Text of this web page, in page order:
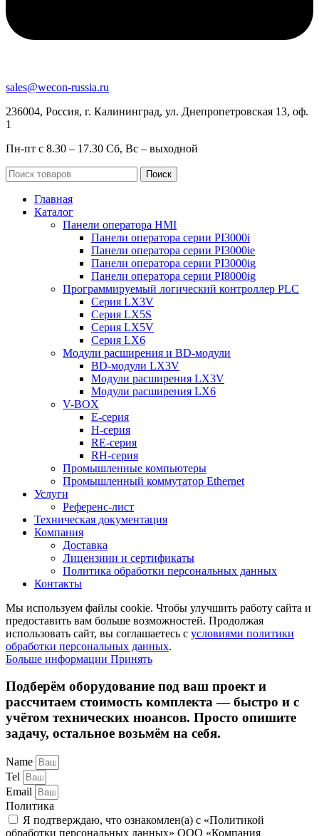
sales@wecon-russia.ru
236004, Россия, г. Калининград, ул. Днепропетровская 13, оф.
1
Пн-пт с 8.30 – 17.30 Сб, Вс – выходной
Поиск
Главная
Каталог
Панели оператора HMI
Панели оператора серии PI3000i
Панели оператора серии PI3000ie
Панели оператора серии PI3000ig
Панели оператора серии PI8000ig
Программируемый логический контроллер PLC
Серия LX3V
Серия LX5S
Серия LX5V
Серия LX6
Модули расширения и BD-модули
BD-модули LX3V
Модули расширения LX3V
Модули расширения LX6
V-BOX
E-серия
H-серия
RE-серия
RH-серия
Промышленные компьютеры
Промышленный коммутатор Ethernet
Услуги
Референс-лист
Техническая документация
Компания
Доставка
Лицензиии и сертификаты
Политика обработки персональных данных
Контакты
Мы используем файлы cookie. Чтобы улучшить работу сайта и
предоставить вам больше возможностей. Продолжая
использовать сайт, вы соглашаетесь с условиями политики
обработки персональных данных.
Больше информации Больше
Принять
Подберём оборудование под ваш проект и
рассчитаем стоимость комплекта — быстро и с
учётом технических нюансов. Просто опишите
задачу, остальное возьмём на себя.
Name
Tel
Email
Политика
Я подтверждаю, что ознакомлен(а) с «Политикой
обработки персональных данных» ООО «Компания